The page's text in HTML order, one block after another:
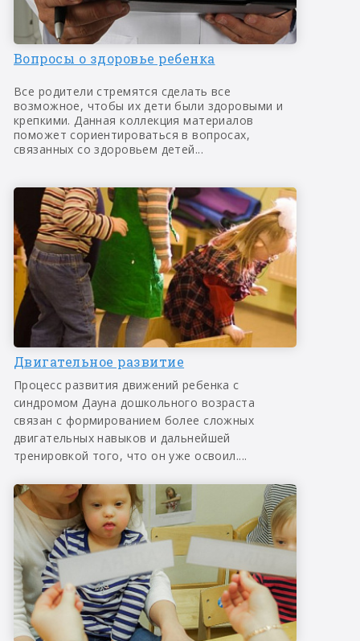
Вопросы о здоровье ребенка
Все родители стремятся сделать все
возможное, чтобы их дети были здоровыми и
крепкими. Данная коллекция материалов
поможет сориентироваться в вопросах,
связанных со здоровьем детей...
Двигательное развитие
Процесс развития движений ребенка с
синдромом Дауна дошкольного возраста
связан с формированием более сложных
двигательных навыков и дальнейшей
тренировкой того, что он уже освоил....